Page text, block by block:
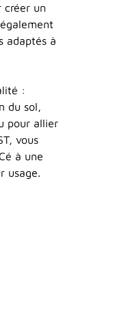
créer un
adaptés à
:
du sol,
pour allier
vous
à une
usage.